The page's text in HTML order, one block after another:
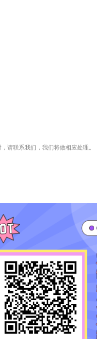
请联系我们，我们将做相应处理。